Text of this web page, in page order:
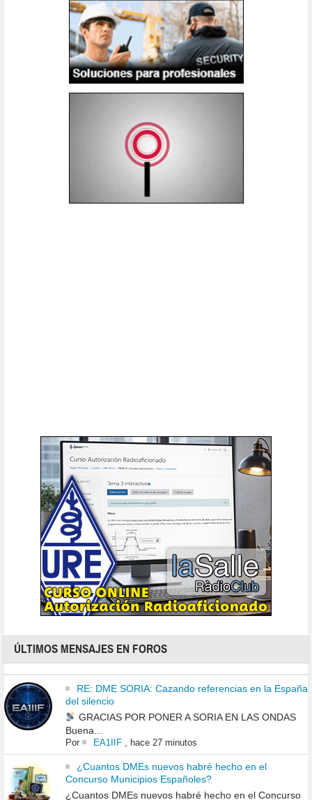
ÚLTIMOS MENSAJES EN FOROS
RE: DME SORIA: Cazando referencias en la España
del silencio
GRACIAS POR PONER A SORIA EN LAS ONDAS
Buena...
Por EA1IIF, hace 27 minutos
¿Cuantos DMEs nuevos habré hecho en el
Concurso Municipios Españoles?
¿Cuantos DMEs nuevos habré hecho en el Concurso